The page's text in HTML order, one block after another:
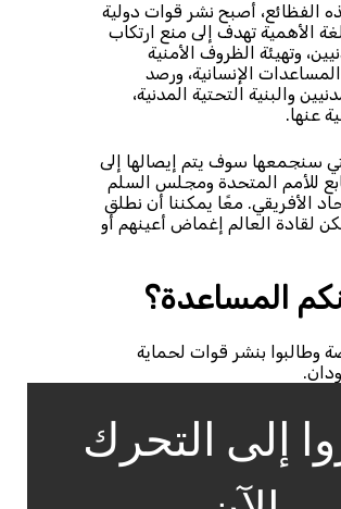
الفظائع، أصبح نشر قوات دولية
الأهمية تهدف إلى منع ارتكاب
وتهيئة الظروف الأمنية
الإنسانية، ورصد
والبنية التحتية المدنية،
عنها.
سنجمعها سوف يتم إيصالها إلى
للأمم المتحدة ومجلس السلم
الأفريقي. معًا يمكننا أن نطلق
لقادة العالم إغماض أعينهم أو
المساعدة؟
وطالبوا بنشر قوات لحماية